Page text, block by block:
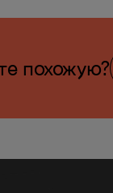
похожую?